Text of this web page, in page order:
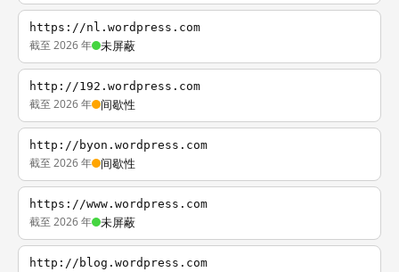
https://nl.wordpress.com
截至 2026 年 未屏蔽
http://192.wordpress.com
截至 2026 年 间歇性
http://byon.wordpress.com
截至 2026 年 间歇性
https://www.wordpress.com
截至 2026 年 未屏蔽
http://blog.wordpress.com